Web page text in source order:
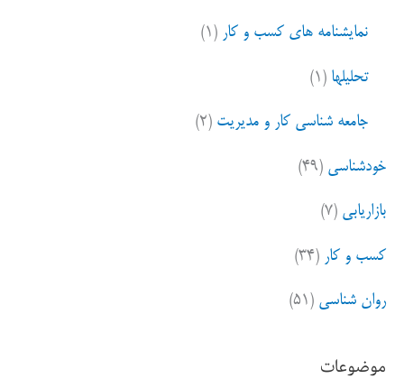
نمایشنامه های کسب و کار (۱)
تحلیلها (۱)
جامعه شناسی کار و مدیریت (۲)
خودشناسی (۴۹)
بازاریابی (۷)
کسب و کار (۳۴)
روان شناسی (۵۱)
موضوعات